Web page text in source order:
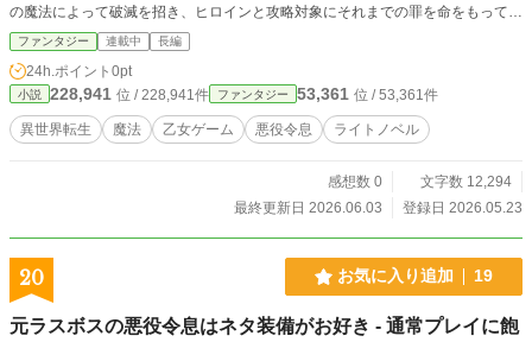
の魔法によって破滅を招き、ヒロインと攻略対象にそれまでの罪を命をもって償
わされるのだ。 ということは、攻略対象と良好な関係を築けば破滅は防げるの
では？ 異母兄と異母弟とはすでに不仲を極めているけど、腹白の僕ならなんと
かできるはず。 オタクの妹から授けられた知識(あやふや)をもとに、悪役令息の
破滅の運命を変えてみせる！ ヒロインのことは顔も名前も覚えてないけど、攻
略対象と仲良くなれば特に問題ないよね！ ＊同タイトルのリメイク版です。 ＊
小説家になろう、カクヨムにも掲載中
ファンタジー 連載中 長編
24h.ポイント 0pt
小説 228,941 位 / 228,941件 ファンタジー 53,361 位 / 53,361件
異世界転生 魔法 乙女ゲーム 悪役令息 ライトノベル
感想数 0
文字数 12,294
最終更新日 2026.06.03
登録日 2026.05.23
20 お気に入り追加 19
元ラスボスの悪役令息はネタ装備がお好き - 通常プレイに飽